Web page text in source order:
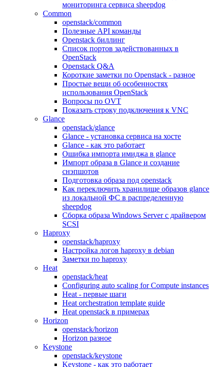
мониторинга сервиса sheepdog
Common
openstack/common
Полезные API команды
Openstack биллинг
Список портов задействованных в
OpenStack
Openstack Q&A
Короткие заметки по Openstack - разное
Простые вещи об особенностях
использования OpenStack
Вопросы по OVT
Показать строку подключения к VNC
Glance
openstack/glance
Glance - установка сервиса на хосте
Glance - как это работает
Ошибка импорта имиджа в glance
Импорт образа в Glance и создание
снэпшотов
Подготовка образа под openstack
Как переключить хранилище образов glance
из локальной ФС в распределенную
sheepdog
Сборка образа Windows Server с драйвером
SCSI
Haproxy
openstack/haproxy
Настройка логов haproxy в debian
Заметки по haproxy
Heat
openstack/heat
Configuring auto scaling for Compute instances
Heat - первые шаги
Heat orchestration template guide
Heat openstack в примерах
Horizon
openstack/horizon
Horizon разное
Keystone
openstack/keystone
Keystone - как это работает